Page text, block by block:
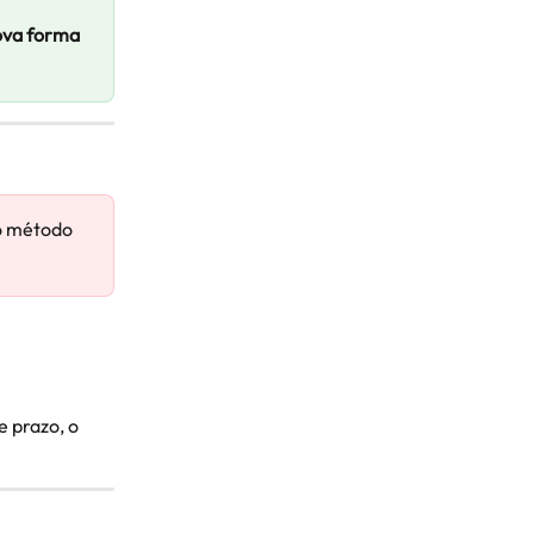
forma
método
prazo, o